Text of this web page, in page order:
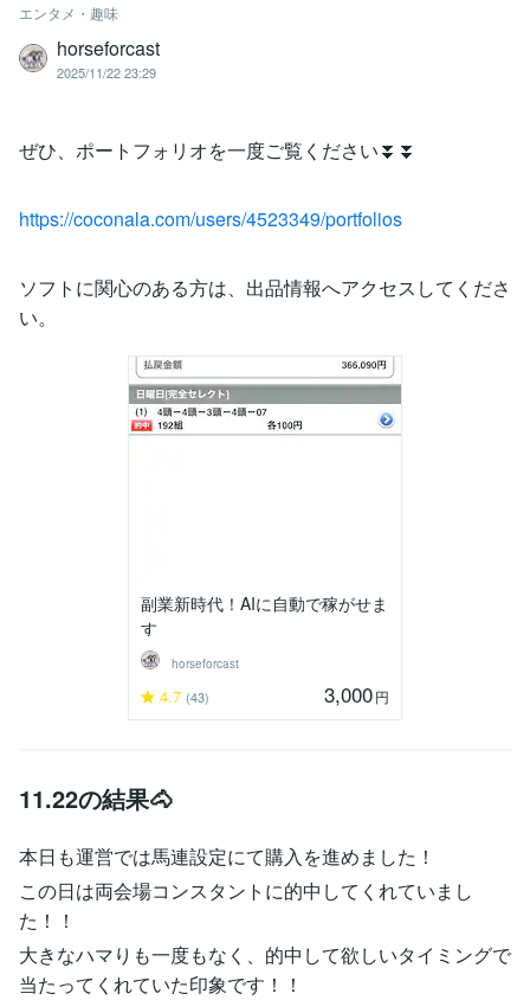
エンタメ・趣味
horseforcast
2025/11/22 23:29
ぜひ、ポートフォリオを一度ご覧ください⏬⏬
https://coconala.com/users/4523349/portfolios
ソフトに関心のある方は、出品情報へアクセスしてくださ
い。
副業新時代！AIに自動で稼がせま
す
horseforcast
4.7 (43) 3,000円
11.22の結果🐴
本日も運営では馬連設定にて購入を進めました！
この日は両会場コンスタントに的中してくれていまし
た！！
大きなハマりも一度もなく、的中して欲しいタイミングで
当たってくれていた印象です！！